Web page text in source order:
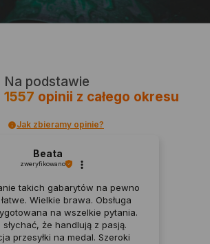
Na podstawie
1557 opinii z całego okresu
Jak zbieramy opinie?
Beata
zweryfikowano
takich gabarytów na pewno
Wielkie brawa. Obsługa
na wszelkie pytania.
słychać, że handlują z pasją.
przesyłki na medal. Szeroki